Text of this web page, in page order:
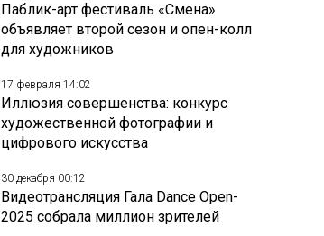
Паблик-арт фестиваль «Смена»
объявляет второй сезон и опен-колл
для художников
17 февраля 14:02
Иллюзия совершенства: конкурс
художественной фотографии и
цифрового искусства
30 декабря 00:12
Видеотрансляция Гала Dance Open-
2025 собрала миллион зрителей